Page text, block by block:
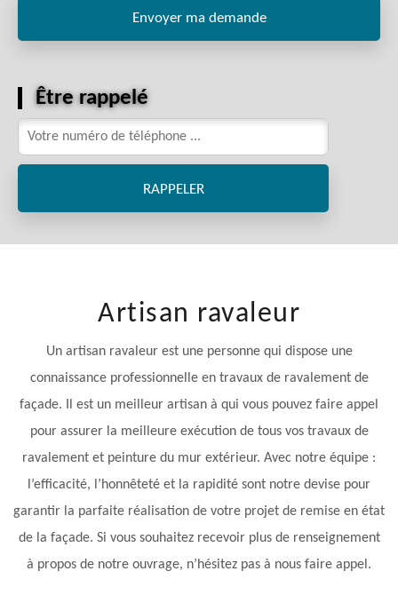
Être rappelé
Artisan ravaleur
Un artisan ravaleur est une personne qui dispose une
connaissance professionnelle en travaux de ravalement de
façade. Il est un meilleur artisan à qui vous pouvez faire appel
pour assurer la meilleure exécution de tous vos travaux de
ravalement et peinture du mur extérieur. Avec notre équipe :
l’efficacité, l’honnêteté et la rapidité sont notre devise pour
garantir la parfaite réalisation de votre projet de remise en état
de la façade. Si vous souhaitez recevoir plus de renseignement
à propos de notre ouvrage, n’hésitez pas à nous faire appel.